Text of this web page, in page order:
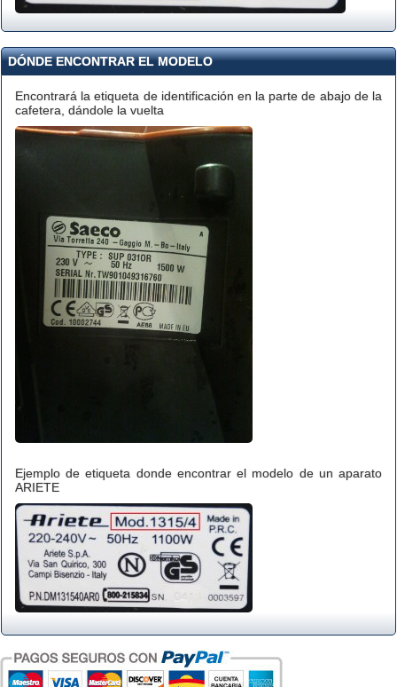
DÓNDE ENCONTRAR EL MODELO
Encontrará la etiqueta de identificación en la parte de abajo de la
cafetera, dándole la vuelta
Ejemplo de etiqueta donde encontrar el modelo de un aparato
ARIETE